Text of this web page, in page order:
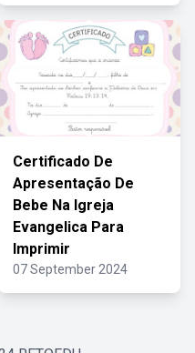
Certificado De
Apresentação De
Bebe Na Igreja
Evangelica Para
Imprimir
07 September 2024